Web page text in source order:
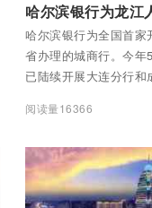
哈尔滨银行为全国首
省办理的城商行。今
已陆续开展大连分行
已完成社保卡服务网点
阅读量16366